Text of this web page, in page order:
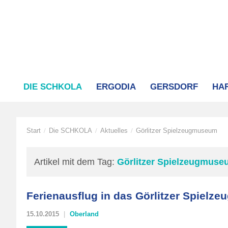
DIE SCHKOLA ERGODIA GERSDORF
Start / Die SCHKOLA / Aktuelles / Görlitzer Spielzeugmuseum
Artikel mit dem Tag: Görlitzer
Ferienausflug in das Görlitzer
15.10.2015 Oberland